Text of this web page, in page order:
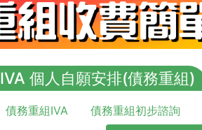
IVA 個人自願安排(債務重組)
債務重組IVA 債務重組初步諮詢